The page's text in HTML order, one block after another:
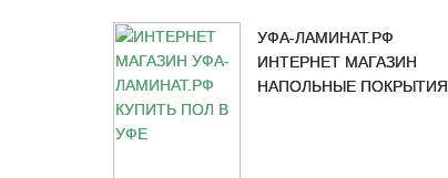
УФА-ЛАМИНАТ.РФ
ИНТЕРНЕТ МАГАЗИН
НАПОЛЬНЫЕ ПОКРЫТИЯ